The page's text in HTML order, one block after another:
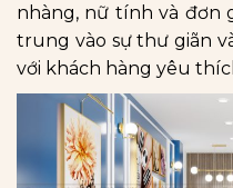
nhàng, nữ tính và đơn
trung vào sự thư giãn
với khách hàng yêu